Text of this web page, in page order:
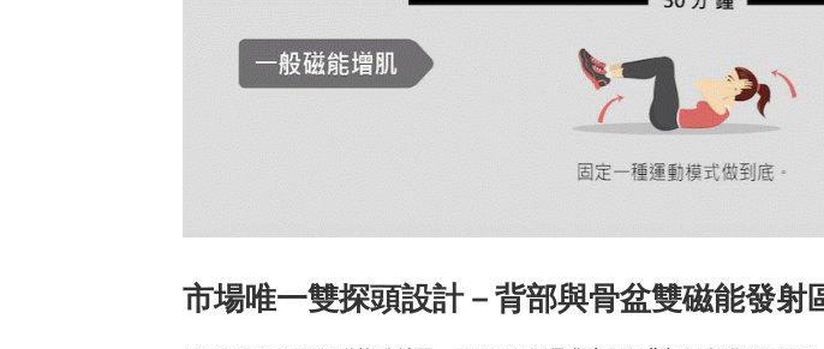
市場唯一雙探頭設計－背部與骨盆雙磁能發射